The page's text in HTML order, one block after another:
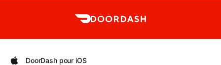
DoorDash pour iOS